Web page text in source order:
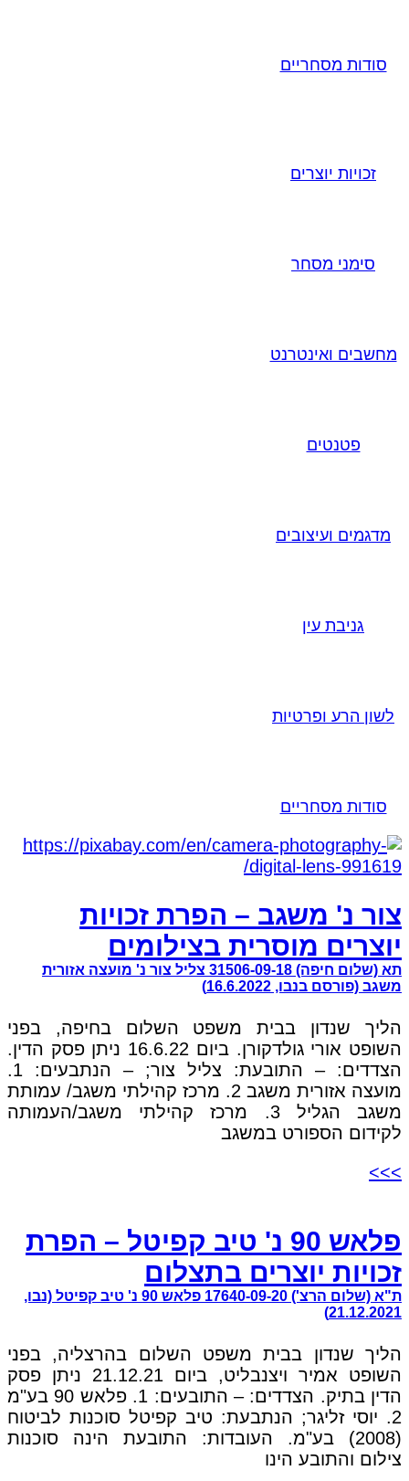
סודות מסחריים
זכויות יוצרים
סימני מסחר
מחשבים ואינטרנט
פטנטים
מדגמים ועיצובים
גניבת עין
לשון הרע ופרטיות
סודות מסחריים
צור נ' משגב – הפרת זכויות
יוצרים מוסרית בצילומים
תא (שלום חיפה) 31506-09-18 צליל צור נ' מועצה אזורית
משגב (פורסם בנבו, 16.6.2022)
הליך שנדון בבית משפט השלום בחיפה, בפני
השופט אורי גולדקורן. ביום 16.6.22 ניתן פסק הדין.
הצדדים: – התובעת: צליל צור; – הנתבעים: 1.
מועצה אזורית משגב 2. מרכז קהילתי משגב/ עמותת
משגב הגליל 3. מרכז קהילתי משגב/העמותה
לקידום הספורט במשגב
>>>
פלאש 90 נ' טיב קפיטל – הפרת
זכויות יוצרים בתצלום
ת"א (שלום הרצ') 17640-09-20 פלאש 90 נ' טיב קפיטל (נבו,
21.12.2021)
הליך שנדון בבית משפט השלום בהרצליה, בפני
השופט אמיר ויצנבליט, ביום 21.12.21 ניתן פסק
הדין בתיק. הצדדים: – התובעים: 1. פלאש 90 בע"מ
2. יוסי זליגר; הנתבעת: טיב קפיטל סוכנות לביטוח
(2008) בע"מ. העובדות: התובעת הינה סוכנות
צילום והתובע הינו